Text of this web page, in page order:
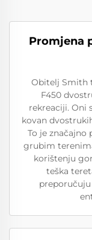
Promjena
Obitelj Smith
F450
rekreaciji. Oni
kovan
To je značajno
grubim
korištenju
teška